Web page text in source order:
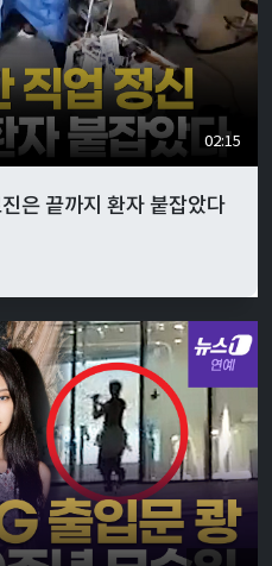
02:15
은 끝까지 환자 붙잡았다